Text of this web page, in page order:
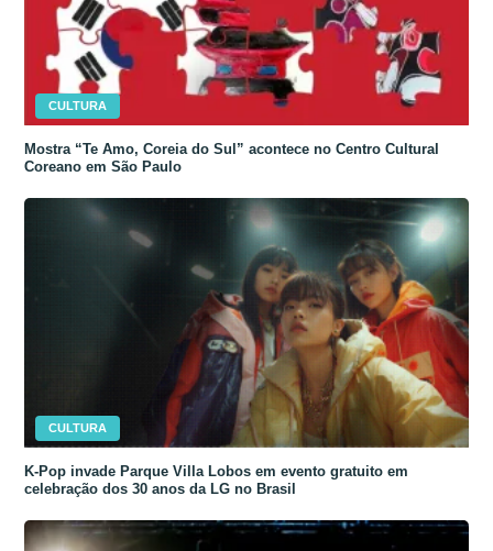
CULTURA
Mostra “Te Amo, Coreia do Sul” acontece no Centro Cultural
Coreano em São Paulo
CULTURA
K-Pop invade Parque Villa Lobos em evento gratuito em
celebração dos 30 anos da LG no Brasil